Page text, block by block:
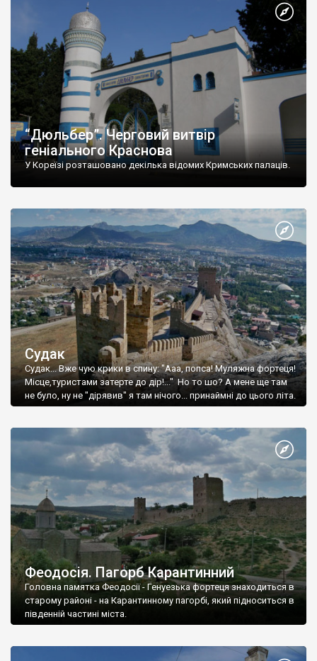
“Дюльбер”. Черговий витвір
геніального Краснова
У Кореїзі розташовано декілька відомих Кримських палаців.
Судак
Судак... Вже чую крики в спину: "Ааа, попса! Муляжна фортеця!
Місце,туристами затерте до дір!..." Но то шо? А мене ще там
не було, ну не "дірявив" я там нічого... принаймні до цього літа.
Феодосія. Пагорб Карантинний
Головна памятка Феодосії - Генуезька фортеця знаходиться в
старому районі - на Карантинному пагорбі, який підноситься в
південній частині міста.